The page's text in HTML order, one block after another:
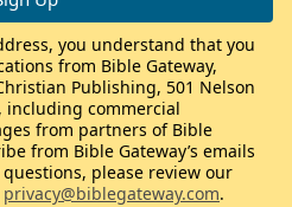
you understand that you
from Bible Gateway,
Publishing, 501 Nelson
including commercial
from partners of Bible
from Bible Gateway’s emails
please review our
privacy@biblegateway.com.